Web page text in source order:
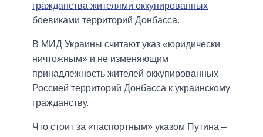
гражданства жителями оккупированных
боевиками территорий Донбасса.
В МИД Украины считают указ «юридически
ничтожным» и не изменяющим
принадлежность жителей оккупированных
Россией территорий Донбасса к украинскому
гражданству.
Что стоит за «паспортным» указом Путина –